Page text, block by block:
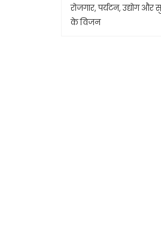
रोजगार, पर्यटन, उद्योग और
के विजन